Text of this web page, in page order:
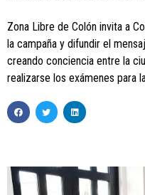
Zona Libre de Colón invita a
la campaña y difundir el
creando conciencia entre la
realizarse los exámenes para